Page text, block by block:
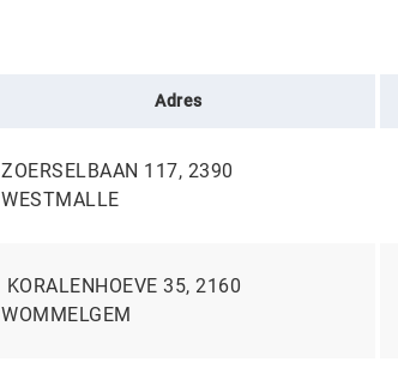
Adres
ZOERSELBAAN 117, 2390
WESTMALLE
KORALENHOEVE 35, 2160
WOMMELGEM